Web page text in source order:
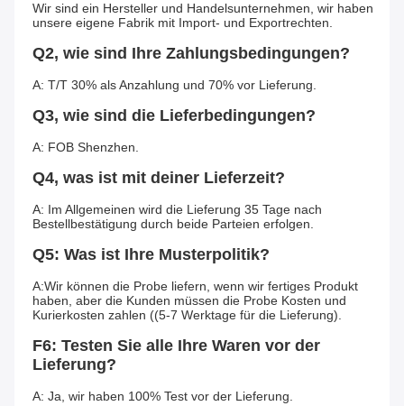
Wir sind ein Hersteller und Handelsunternehmen, wir haben
unsere eigene Fabrik mit Import- und Exportrechten.
Q2, wie sind Ihre Zahlungsbedingungen?
A: T/T 30% als Anzahlung und 70% vor Lieferung.
Q3, wie sind die Lieferbedingungen?
A: FOB Shenzhen.
Q4, was ist mit deiner Lieferzeit?
A: Im Allgemeinen wird die Lieferung 35 Tage nach
Bestellbestätigung durch beide Parteien erfolgen.
Q5: Was ist Ihre Musterpolitik?
A:Wir können die Probe liefern, wenn wir fertiges Produkt
haben, aber die Kunden müssen die Probe Kosten und
Kurierkosten zahlen ((5-7 Werktage für die Lieferung).
F6: Testen Sie alle Ihre Waren vor der
Lieferung?
A: Ja, wir haben 100% Test vor der Lieferung.